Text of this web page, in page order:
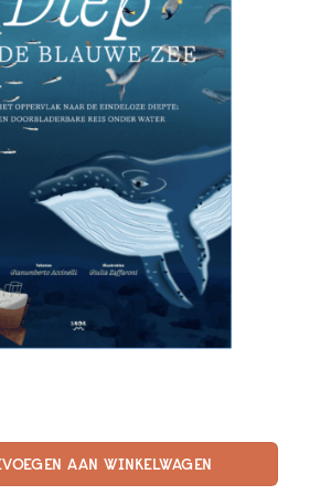
AAN WINKELWAGEN